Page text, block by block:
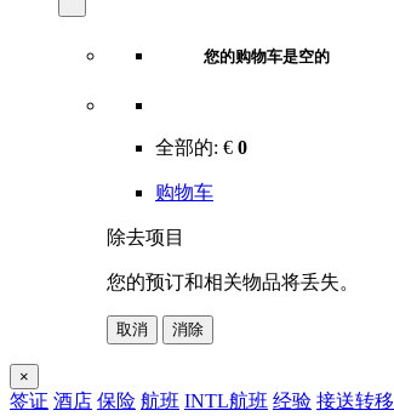
您的购物车是空的
全部的: € 0
购物车
除去项目
您的预订和相关物品将丢失。
取消 消除
×
签证 酒店 保险 航班 INTL航班 经验 接送转移